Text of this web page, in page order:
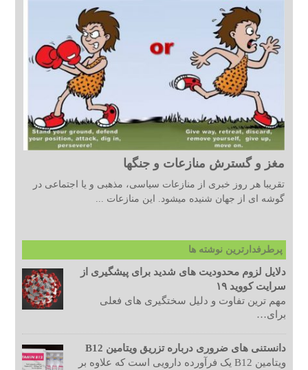
مغز و گسترش منازعات و جنگها
تقریبا هر روز خبری از منازعات سیاسی، مذهبی و یا اجتماعی در
گوشه ای از جهان شنیده میشود. این منازعات ...
پرطرفدارترین نوشته ها
دلایل لزوم محدودیت های شدید برای پیشگیری از
سرایت کووید ۱۹
مهم ترین تفاوت و دلیل سختگیری های فعلی
برای…
دانستنی های ضروری درباره تزریق ویتامین B12
ویتامین B12 یک فرآورده دارویی است که علاوه بر